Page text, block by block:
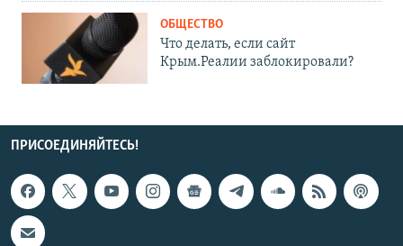
ОБЩЕСТВО
Что делать, если сайт
Крым.Реалии заблокировали?
ПРИСОЕДИНЯЙТЕСЬ!